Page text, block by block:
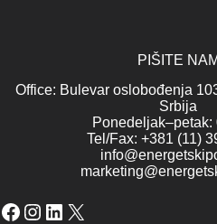
PIŠITE NAM
Office: Bulevar oslobođenja
Srbija
Ponedeljak–petak:
Tel/Fax: +381 (11)
Facebook
Instagram
LinkedIn
X